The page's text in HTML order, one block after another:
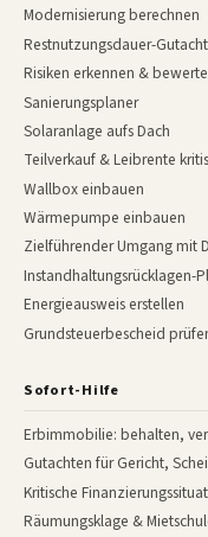
Modernisierung berechnen
Restnutzungsdauer-
Risiken erkennen &
Sanierungsplaner
Solaranlage aufs Dach
Teilverkauf & Leibrente
Wallbox einbauen
Wärmepumpe einbauen
Zielführender Umgang mit
Instandhaltungsrücklagen-
Energieausweis erstellen
Grundsteuerbescheid
Sofort-Hilfe
Erbimmobilie: behalten,
Gutachten für Gericht,
Kritische
Räumungsklage &